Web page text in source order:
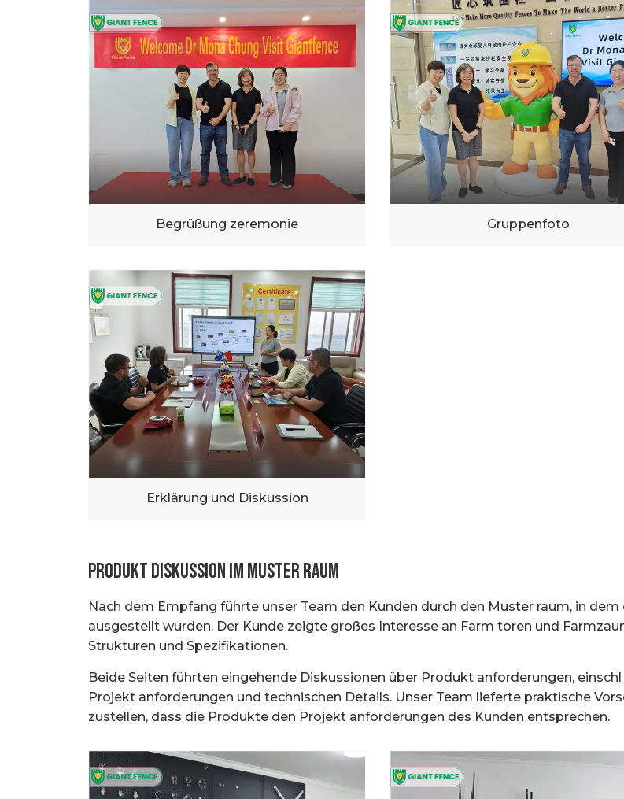
Begrüßung zeremonie Gruppenfoto
Erklärung und Diskussion
Produkt diskussion im Muster raum
Nach dem Empfang führte unser Team den Kunden durch den Muster raum, in
ausgestellt wurden. Der Kunde zeigte großes Interesse an Farm toren und
Strukturen und Spezifikationen.
Beide Seiten führten eingehende Diskussionen über Produkt anforderungen,
Projekt anforderungen und technischen Details. Unser Team lieferte praktische
zustellen, dass die Produkte den Projekt anforderungen des Kunden entsprechen.